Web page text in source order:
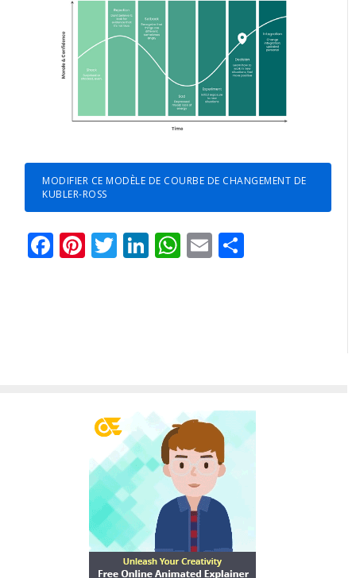
MODIFIER CE MODÈLE DE COURBE DE CHANGEMENT DE
KUBLER-ROSS
Facebook
Pinterest
Twitter
LinkedIn
WhatsApp
Email